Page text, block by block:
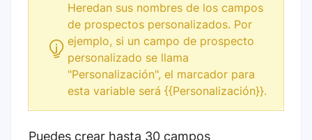
Heredan sus nombres de los campos
de prospectos personalizados. Por
ejemplo, si un campo de prospecto
personalizado se llama
"Personalización", el marcador para
esta variable será {{Personalización}}.
Puedes crear hasta 30 campos